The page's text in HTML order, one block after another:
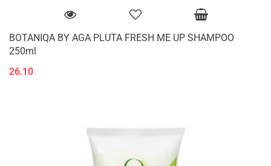
BOTANIQA BY AGA PLUTA FRESH ME UP SHAMPOO
250ml
26.10